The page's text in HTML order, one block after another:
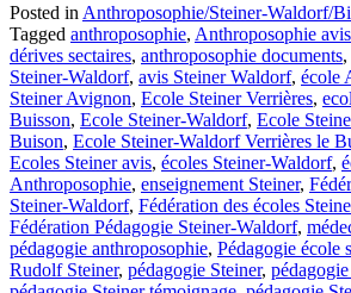
Posted in Anthroposophie/Steiner-Waldorf/
Tagged anthroposophie, Anthroposophie avis
dérives sectaires, anthroposophie documents,
Steiner-Waldorf, avis Steiner Waldorf, école
Steiner Avignon, Ecole Steiner Verrières,
Buisson, Ecole Steiner-Waldorf, Ecole
Buison, Ecole Steiner-Waldorf Verrières le
Ecoles Steiner avis, écoles Steiner-Waldorf,
Anthroposophie, enseignement Steiner,
Steiner-Waldorf, Fédération des écoles
Fédération Pédagogie Steiner-Waldorf,
pédagogie anthroposophie, Pédagogie école
Rudolf Steiner, pédagogie Steiner,